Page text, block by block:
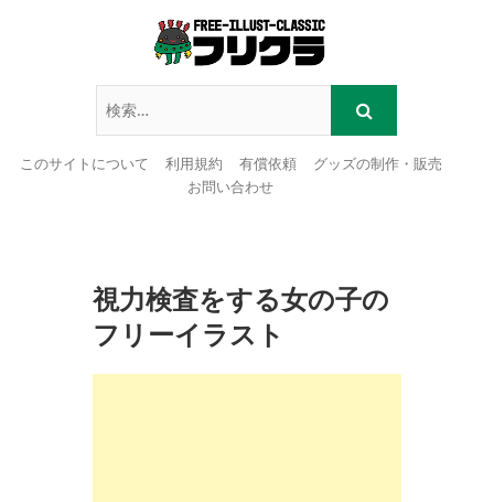
このサイトについて 利用規約 有償依頼
グッズの制作・販売
お問い合わせ
視力検査をする女の子の
フリーイラスト